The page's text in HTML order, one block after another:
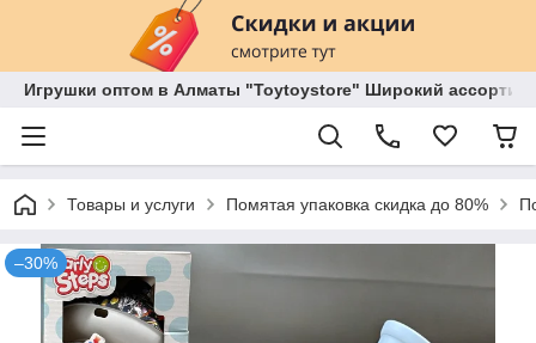
Игрушки оптом в Алматы "Toytoystore" Широкий
Товары и услуги Помятая упаковка скидка до 80%
–30%